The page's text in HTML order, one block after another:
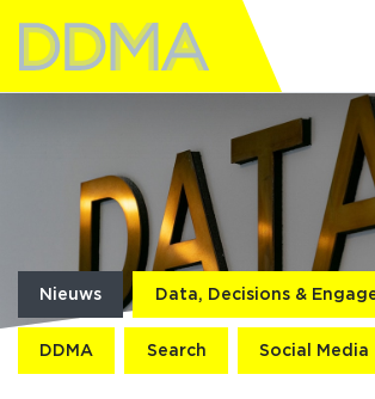
Nieuws Data, Decisions &
DDMA Search Social Media